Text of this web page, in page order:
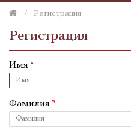
Регистрация
Регистрация
Имя
Фамилия